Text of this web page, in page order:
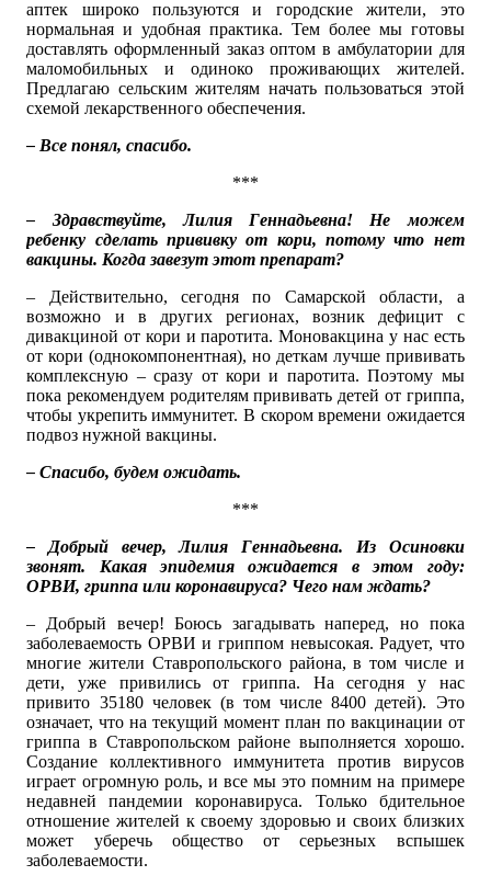
аптек широко пользуются и городские жители, это
нормальная и удобная практика. Тем более мы готовы
доставлять оформленный заказ оптом в амбулатории для
маломобильных и одиноко проживающих жителей.
Предлагаю сельским жителям начать пользоваться этой
схемой лекарственного обеспечения.
– Все понял, спасибо.
***
– Здравствуйте, Лилия Геннадьевна! Не можем
ребенку сделать прививку от кори, потому что нет
вакцины. Когда завезут этот препарат?
– Действительно, сегодня по Самарской области, а
возможно и в других регионах, возник дефицит с
дивакциной от кори и паротита. Моновакцина у нас есть
от кори (однокомпонентная), но деткам лучше прививать
комплексную – сразу от кори и паротита. Поэтому мы
пока рекомендуем родителям прививать детей от гриппа,
чтобы укрепить иммунитет. В скором времени ожидается
подвоз нужной вакцины.
– Спасибо, будем ожидать.
***
– Добрый вечер, Лилия Геннадьевна. Из Осиновки
звонят. Какая эпидемия ожидается в этом году:
ОРВИ, гриппа или коронавируса? Чего нам ждать?
– Добрый вечер! Боюсь загадывать наперед, но пока
заболеваемость ОРВИ и гриппом невысокая. Радует, что
многие жители Ставропольского района, в том числе и
дети, уже привились от гриппа. На сегодня у нас
привито 35180 человек (в том числе 8400 детей). Это
означает, что на текущий момент план по вакцинации от
гриппа в Ставропольском районе выполняется хорошо.
Создание коллективного иммунитета против вирусов
играет огромную роль, и все мы это помним на примере
недавней пандемии коронавируса. Только бдительное
отношение жителей к своему здоровью и своих близких
может уберечь общество от серьезных вспышек
заболеваемости.